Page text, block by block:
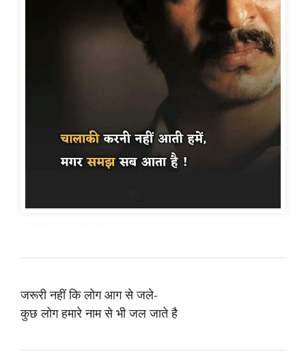
जरूरी नहीं कि लोग आग से जले-
कुछ लोग हमारे नाम से भी जल जाते है